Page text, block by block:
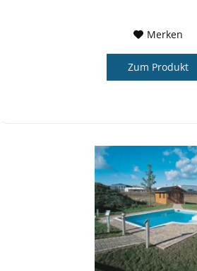
Merken
Zum Produkt